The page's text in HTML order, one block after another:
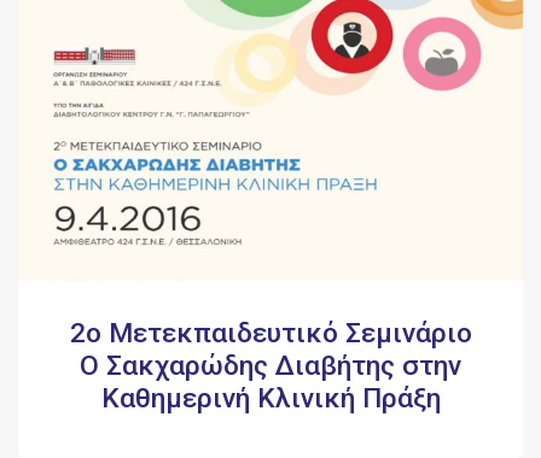
2ο Μετεκπαιδευτικό Σεμινάριο
Ο Σακχαρώδης Διαβήτης στην
Καθημερινή Κλινική Πράξη